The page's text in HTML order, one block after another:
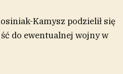
Kamysz podzielił się
do ewentualnej wojny w